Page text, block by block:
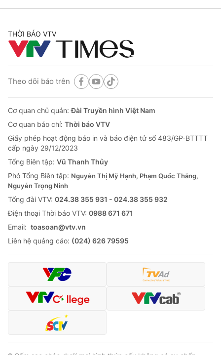
THỜI BÁO VTV
Theo dõi báo trên
Cơ quan chủ quản:Đài Truyền hình Việt Nam
Cơ quan báo chí: Thời báo VTV
Giấy phép hoạt động báo in và báo điện tử số 483/GP-BTTTT
cấp ngày 29/12/2023
Tổng Biên tập: Vũ Thanh Thủy
Phó Tổng Biên tập: Nguyễn Thị Mỹ Hạnh, Phạm Quốc Thắng,
Nguyễn Trọng Ninh
Tổng đài VTV: 024.38 355 931 - 024.38 355 932
Ðiện thoại Thời báo VTV: 0988 671 671
Email: toasoan@vtv.vn
Liên hệ quảng cáo: (024) 626 79595